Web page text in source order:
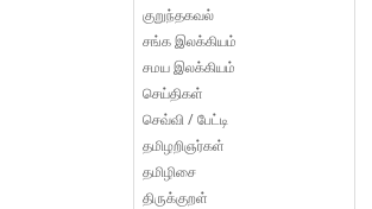
குறுந்தகவல்
சங்க இலக்கியம்
சமய இலக்கியம்
செய்திகள்
செவ்வி / பேட்டி
தமிழறிஞர்கள்
தமிழிசை
திருக்குறள்